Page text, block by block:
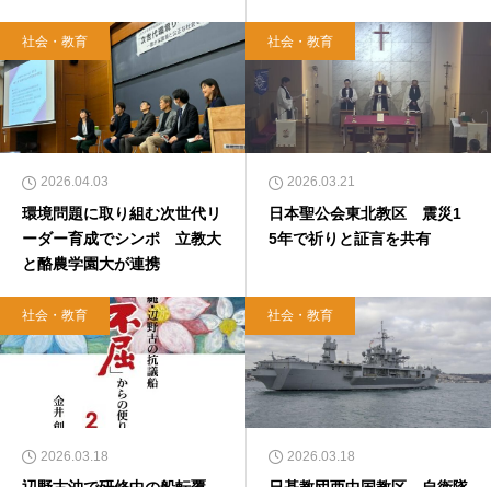
社会・教育
2026.04.03
環境問題に取り組む次世代リ
ーダー育成でシンポ 立教大
と酪農学園大が連携
社会・教育
2026.03.21
日本聖公会東北教区 震災1
5年で祈りと証言を共有
社会・教育
2026.03.18
社会・教育
2026.03.18